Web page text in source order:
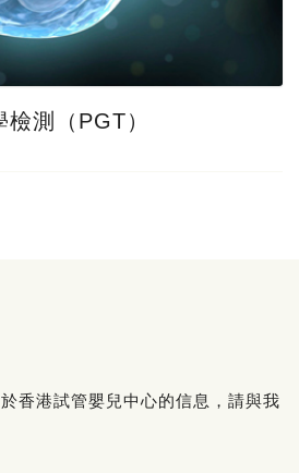
測（PGT）
香港試管嬰兒中心的信息，請與我